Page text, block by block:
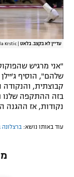
עדיין לא בקצב. בלאט Krstic
"אני מרגיש
שלהם", הוסיף
קבוצתית,
בזה ההתקפה שלנו
נקודות, אז ההגנה
עוד באותו נושא: ברצלונה